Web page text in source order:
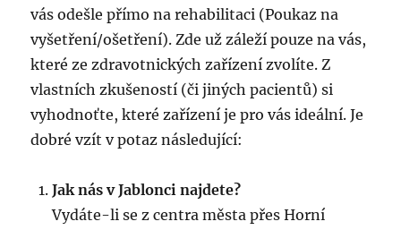
vás odešle přímo na rehabilitaci (Poukaz na
vyšetření/ošetření). Zde už záleží pouze na vás,
které ze zdravotnických zařízení zvolíte. Z
vlastních zkušeností (či jiných pacientů) si
vyhodnoťte, které zařízení je pro vás ideální. Je
dobré vzít v potaz následující:
Jak nás v Jablonci najdete?
Vydáte-li se z centra města přes Horní